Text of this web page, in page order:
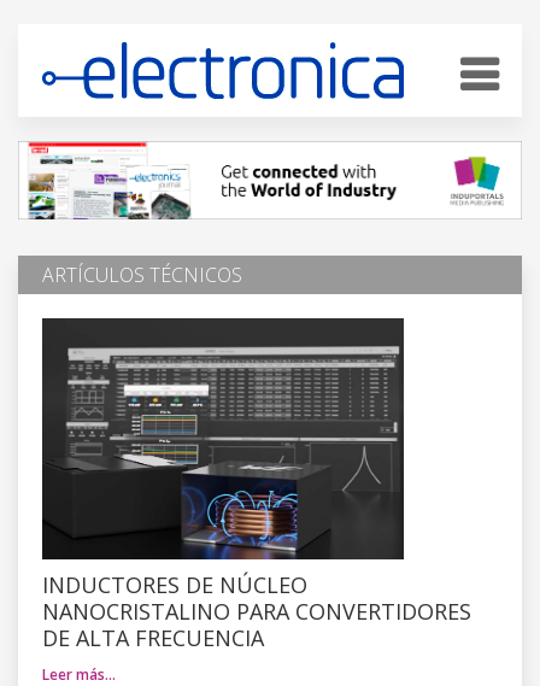
ARTÍCULOS TÉCNICOS
INDUCTORES DE NÚCLEO
NANOCRISTALINO PARA CONVERTIDORES
DE ALTA FRECUENCIA
Leer más…